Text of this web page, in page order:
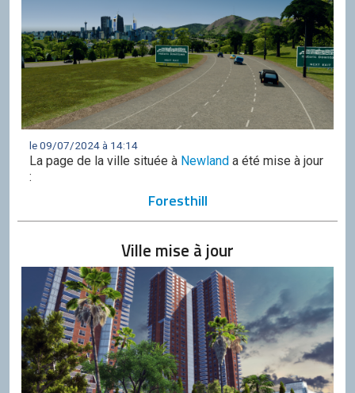
le 09/07/2024 à 14:14
La page de la ville située à Newland a été mise à jour
:
Foresthill
Ville mise à jour